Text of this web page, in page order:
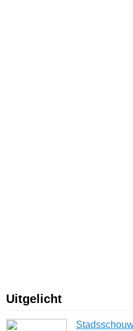
Uitgelicht